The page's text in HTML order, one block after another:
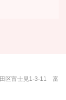
田区富士見1-3-11 富